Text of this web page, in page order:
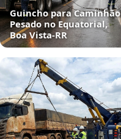
Guincho para Caminhão
Pesado no Equatorial,
Boa Vista‑RR